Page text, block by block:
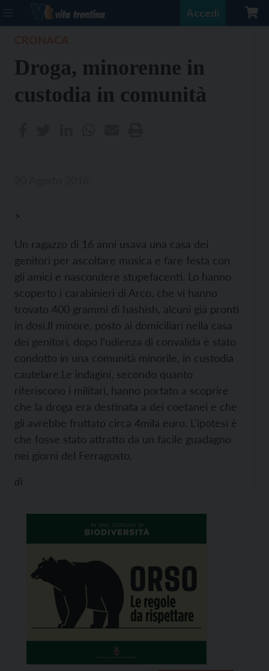
Accedi
Droga, minorenne in
custodia in comunità
>
Un ragazzo di 16 anni usava una casa dei
genitori per ascoltare musica e fare festa con
gli amici e nascondere stupefacenti. Lo hanno
scoperto i carabinieri di Arco, che vi hanno
trovato 400 grammi di hashish, alcuni già pronti
in dosi.Il minore, posto ai domiciliari nella casa
dei genitori, dopo l’udienza di convalida è stato
condotto in una comunità minorile, in custodia
cautelare.Le indagini, secondo quanto
riferiscono i militari, hanno portato a scoprire
che la droga era destinata a dei coetanei e che
gli avrebbe fruttato circa 4mila euro. L’ipotesi è
che fosse stato attratto da un facile guadagno
nei giorni del Ferragosto.
di